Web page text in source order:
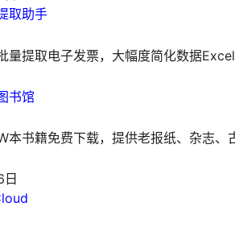
取助手
量提取电子发票，大幅度简化数据Excel
书馆
本书籍免费下载，提供老报纸、杂志、